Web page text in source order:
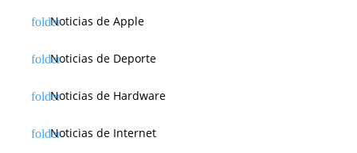
Noticias de Apple
Noticias de Deporte
Noticias de Hardware
Noticias de Internet